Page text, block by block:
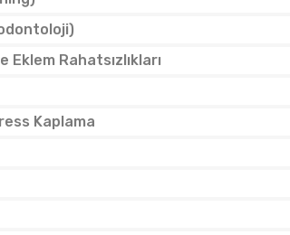
Eklem Rahatsızlıkları
Kaplama